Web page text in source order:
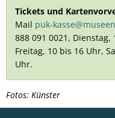
Tickets und
Mail puk-
888 091 0021,
Freitag, 10 bis 16 Uhr,
Uhr.
Fotos: Künster